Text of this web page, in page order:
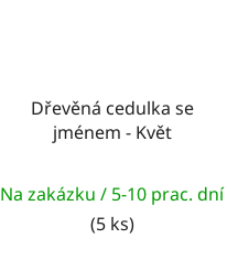
Dřevěná cedulka se
jménem - Květ
Na zakázku / 5-10 prac. dní
(5 ks)